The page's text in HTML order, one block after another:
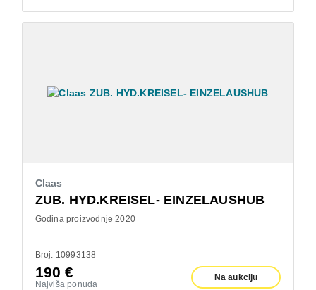
Claas
ZUB. HYD.KREISEL- EINZELAUSHUB
Godina proizvodnje 2020
Broj: 10993138
190€
Najviša ponuda
Na aukciju